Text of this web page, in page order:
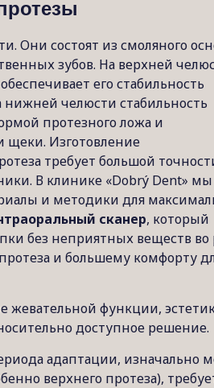
Они состоят из смоляного
зубов. На верхней
его стабильность
нижней челюсти стабильность
протезного ложа и
Изготовление
требует большой
В клинике «Dobrý Dent» мы
и методики для
сканер, который
без неприятных веществ во
и большему комфорту
жевательной функции,
доступное решение.
адаптации, изначально
верхнего протеза),